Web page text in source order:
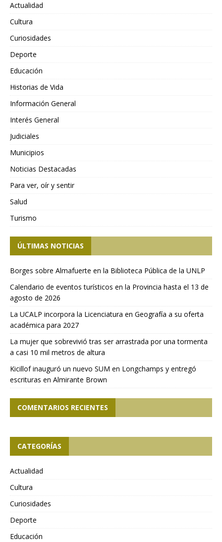
Actualidad
Cultura
Curiosidades
Deporte
Educación
Historias de Vida
Información General
Interés General
Judiciales
Municipios
Noticias Destacadas
Para ver, oír y sentir
Salud
Turismo
ÚLTIMAS NOTICIAS
Borges sobre Almafuerte en la Biblioteca Pública de la UNLP
Calendario de eventos turísticos en la Provincia hasta el 13 de
agosto de 2026
La UCALP incorpora la Licenciatura en Geografía a su oferta
académica para 2027
La mujer que sobrevivió tras ser arrastrada por una tormenta
a casi 10 mil metros de altura
Kicillof inauguró un nuevo SUM en Longchamps y entregó
escrituras en Almirante Brown
COMENTARIOS RECIENTES
CATEGORÍAS
Actualidad
Cultura
Curiosidades
Deporte
Educación